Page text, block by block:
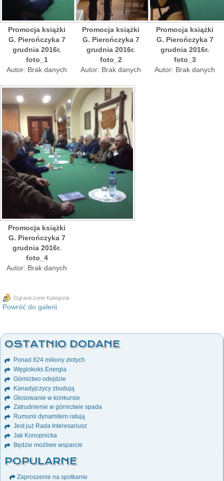
Promocja książki
G. Pierończyka 7
grudnia 2016r.
foto_1
Autor: Brak danych
Promocja książki
G. Pierończyka 7
grudnia 2016r.
foto_2
Autor: Brak danych
Promocja książki
G. Pierończyka 7
grudnia 2016r.
foto_3
Autor: Brak danych
Promocja książki
G. Pierończyka 7
grudnia 2016r.
foto_4
Autor: Brak danych
Ograniczone Kategorie
Powróć do galerii
OSTATNIO DODANE
Ponad 824 miliony złotych
Węglokoks Energia
Górnictwo odejdzie
Kanadyjczycy zbudują
Głosowanie w konkursie
Zatrudnienie w górnictwie spada
Rumunii dynamitem ratują
Jest już Rada Interesariusz
Jak Konopnicka
Będzie możliwe wsparcie
POPULARNE
Zaproszenie na spotkanie